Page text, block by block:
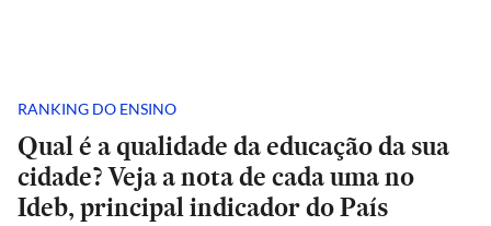
RANKING DO ENSINO
Qual é a qualidade da educação da sua
cidade? Veja a nota de cada uma no
Ideb, principal indicador do País